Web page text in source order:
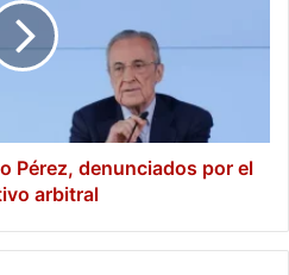
Pérez, denunciados por el
arbitral